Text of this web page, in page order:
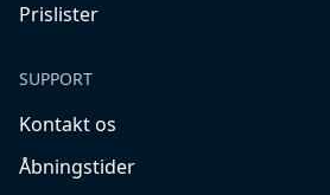
Prislister
SUPPORT
Kontakt os
Åbningstider